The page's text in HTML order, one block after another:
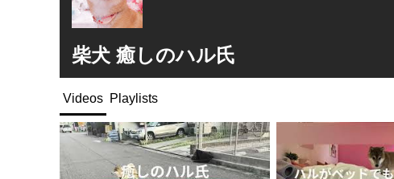
柴犬 癒しのハル氏
Videos Playlists